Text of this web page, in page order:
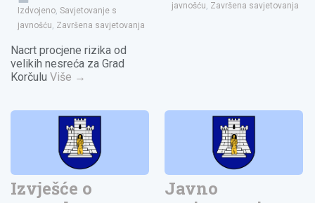
Izdvojeno, Savjetovanje s
javnošću, Završena savjetovanja
Nacrt procjene rizika od
velikih nesreća za Grad
Korčulu Više →
javnošću, Završena savjetovanja
Izvješće o
Javno